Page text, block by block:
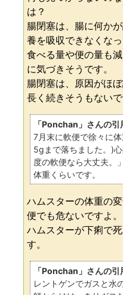
は？
腸閉塞は、腸に何か
養を吸収できなくな
食べる量や便の量も
に気づきそうです。
腸閉塞は、原因がほ
長く続きそうもないで
「Ponchan」さんの引
7月末に軟便で徐々に
5gまで落ちました。)
度の軟便なら大丈夫。
体重くらいです。
ハムスターの体重の
便でも危ないですよ。
ハムスターが下痢で
す。
「Ponchan」さんの引
レントゲンでガスと水